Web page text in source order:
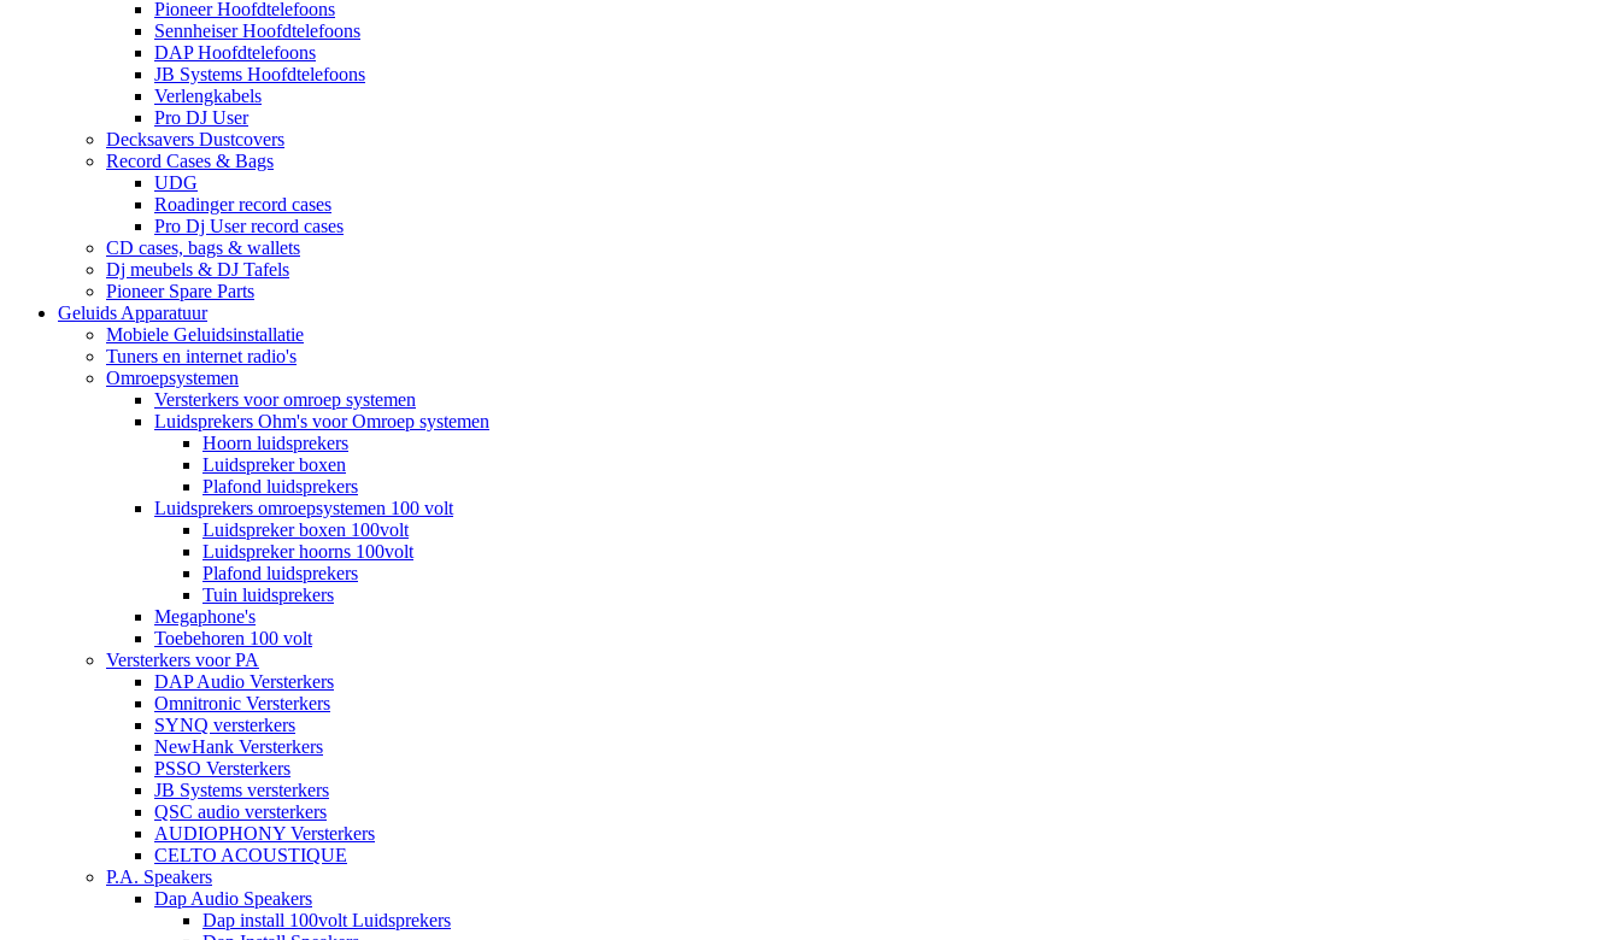
Pioneer Hoofdtelefoons
Sennheiser Hoofdtelefoons
DAP Hoofdtelefoons
JB Systems Hoofdtelefoons
Verlengkabels
Pro DJ User
Decksavers Dustcovers
Record Cases & Bags
UDG
Roadinger record cases
Pro Dj User record cases
CD cases, bags & wallets
Dj meubels & DJ Tafels
Pioneer Spare Parts
Geluids Apparatuur
Mobiele Geluidsinstallatie
Tuners en internet radio's
Omroepsystemen
Versterkers voor omroep systemen
Luidsprekers Ohm's voor Omroep systemen
Hoorn luidsprekers
Luidspreker boxen
Plafond luidsprekers
Luidsprekers omroepsystemen 100 volt
Luidspreker boxen 100volt
Luidspreker hoorns 100volt
Plafond luidsprekers
Tuin luidsprekers
Megaphone's
Toebehoren 100 volt
Versterkers voor PA
DAP Audio Versterkers
Omnitronic Versterkers
SYNQ versterkers
NewHank Versterkers
PSSO Versterkers
JB Systems versterkers
QSC audio versterkers
AUDIOPHONY Versterkers
CELTO ACOUSTIQUE
P.A. Speakers
Dap Audio Speakers
Dap install 100volt Luidsprekers